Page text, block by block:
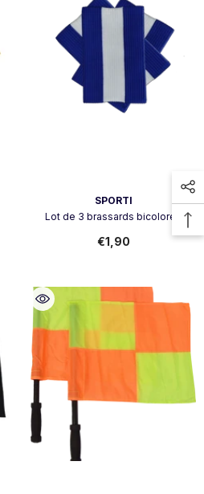
SPORTI
Lot de 3 brassards bicolores
€1,90